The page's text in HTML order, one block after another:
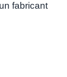
fabricant